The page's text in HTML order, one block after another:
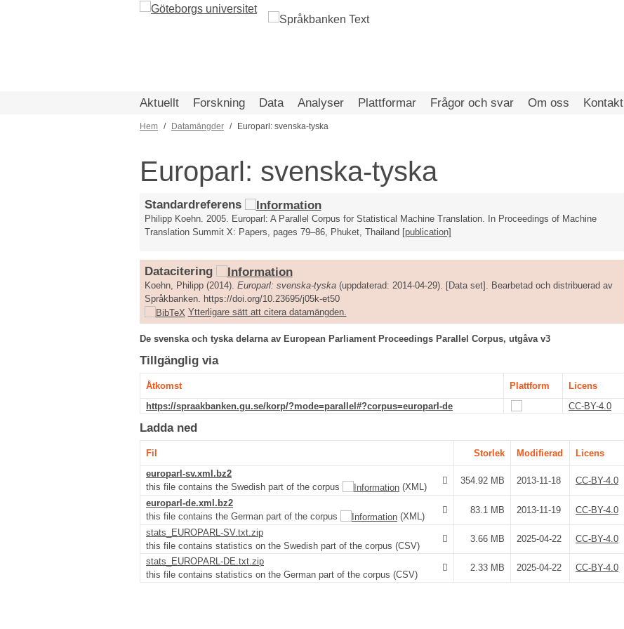
Aktuellt Forskning Data Analyser Plattformar Frågor och svar Om oss Kontakt
Länkstig
Hem Datamängder Europarl: svenska-tyska
Europarl: svenska-tyska
Standardreferens
Philipp Koehn. 2005. Europarl: A Parallel Corpus for Statistical Machine Translation. In Proceedings of Machine
Translation Summit X: Papers, pages 79–86, Phuket, Thailand [publication]
Datacitering
Koehn, Philipp (2014). Europarl: svenska-tyska(uppdaterad: 2014-04-29). [Data set]. Bearbetad och distribuerad av
Språkbanken. https://doi.org/10.23695/j05k-et50
Ytterligare sätt att citera datamängden.
De svenska och tyska delarna av European Parliament Proceedings Parallel Corpus, utgåva v3
Tillgänglig via
Åtkomst Plattform
Licens
https://spraakbanken.gu.se/korp/?mode=parallel#?corpus=europarl-de
CC-BY-4.0
Ladda ned
Fil Storlek Modifierad
Licens
europarl-sv.xml.bz2
this file contains the Swedish part of the corpus
(XML)
354.92 MB 2013-11-18 CC-BY-4.0
europarl-de.xml.bz2
this file contains the German part of the corpus
(XML)
83.1 MB 2013-11-19 CC-BY-4.0
stats_EUROPARL-SV.txt.zip
this file contains statistics on the Swedish part of the corpus (CSV)
3.66 MB 2025-04-22 CC-BY-4.0
stats_EUROPARL-DE.txt.zip
this file contains statistics on the German part of the corpus (CSV)
2.33 MB 2025-04-22 CC-BY-4.0